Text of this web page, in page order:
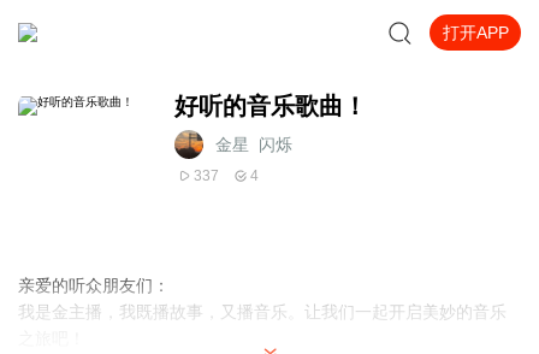
打开APP
好听的音乐歌曲！
金星_闪烁
337 4
亲爱的听众朋友们：
我是金主播，我既播故事，又播音乐。让我们一起开启美妙的音乐